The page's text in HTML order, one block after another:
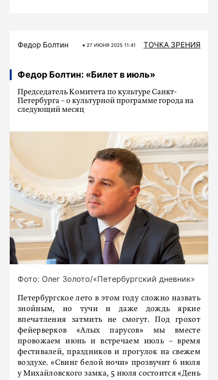
Федор Болтин 27 ИЮНЯ 2025 11:41 ТОЧКА ЗРЕНИЯ
Федор Болтин: «Билет в июль»
Председатель Комитета по культуре Санкт-
Петербурга – о культурной программе города на
следующий месяц
Фото: Олег Золото/«Петербургский дневник»
Петербургское лето в этом году сложно назвать
знойным, но тучи и даже дождь яркие
впечатления затмить не смогут. Под грохот
фейерверков «Алых парусов» мы вместе
провожаем июнь и встречаем июль – время
фестивалей, праздников и прогулок на свежем
воздухе. «Свинг белой ночи» прозвучит 6 июля
у Михайловского замка, 5 июля состоится «День